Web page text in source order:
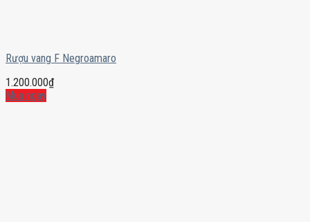
Rượu vang F Negroamaro
1.200.000₫
Mua ngay